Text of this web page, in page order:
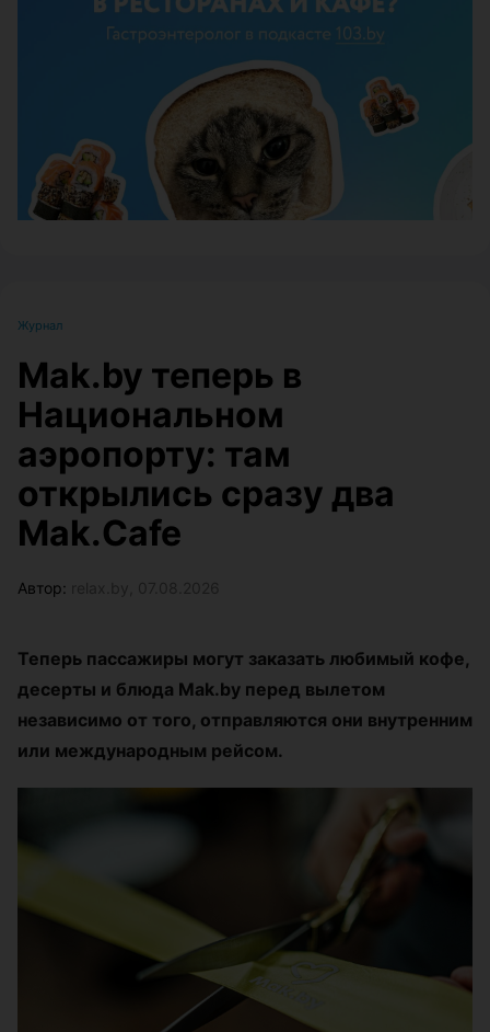
Журнал
Mak.by теперь в
Национальном
аэропорту: там
открылись сразу два
Mak.Cafe
Автор:
Теперь пассажиры могут заказать любимый кофе,
десерты и блюда Mak.by перед вылетом
независимо от того, отправляются они внутренним
или международным рейсом.